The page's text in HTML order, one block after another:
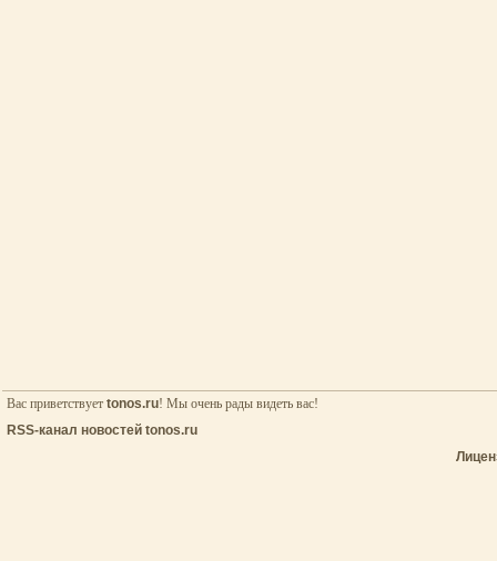
Вас приветствует tonos.ru! Мы очень рады видеть вас!
RSS-канал новостей tonos.ru